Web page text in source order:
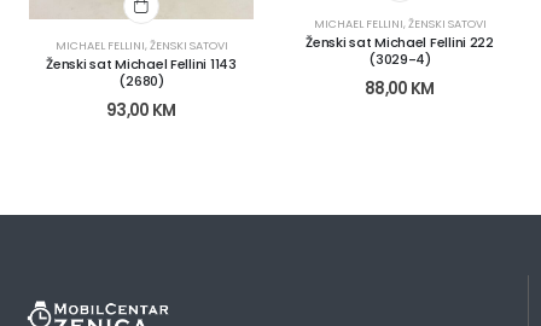
MICHAEL FELLINI,ŽENSKI SATOVI
Ženski sat Michael Fellini 1143
(2680)
93,00 KM
MICHAEL FELLINI,ŽENSKI SATOVI
Ženski sat Michael Fellini 222
(3029-4)
88,00 KM